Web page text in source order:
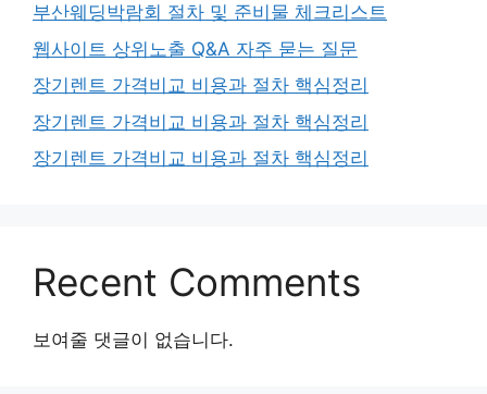
부산웨딩박람회 절차 및 준비물 체크리스트
웹사이트 상위노출 Q&A 자주 묻는 질문
장기렌트 가격비교 비용과 절차 핵심정리
장기렌트 가격비교 비용과 절차 핵심정리
장기렌트 가격비교 비용과 절차 핵심정리
Recent Comments
보여줄 댓글이 없습니다.